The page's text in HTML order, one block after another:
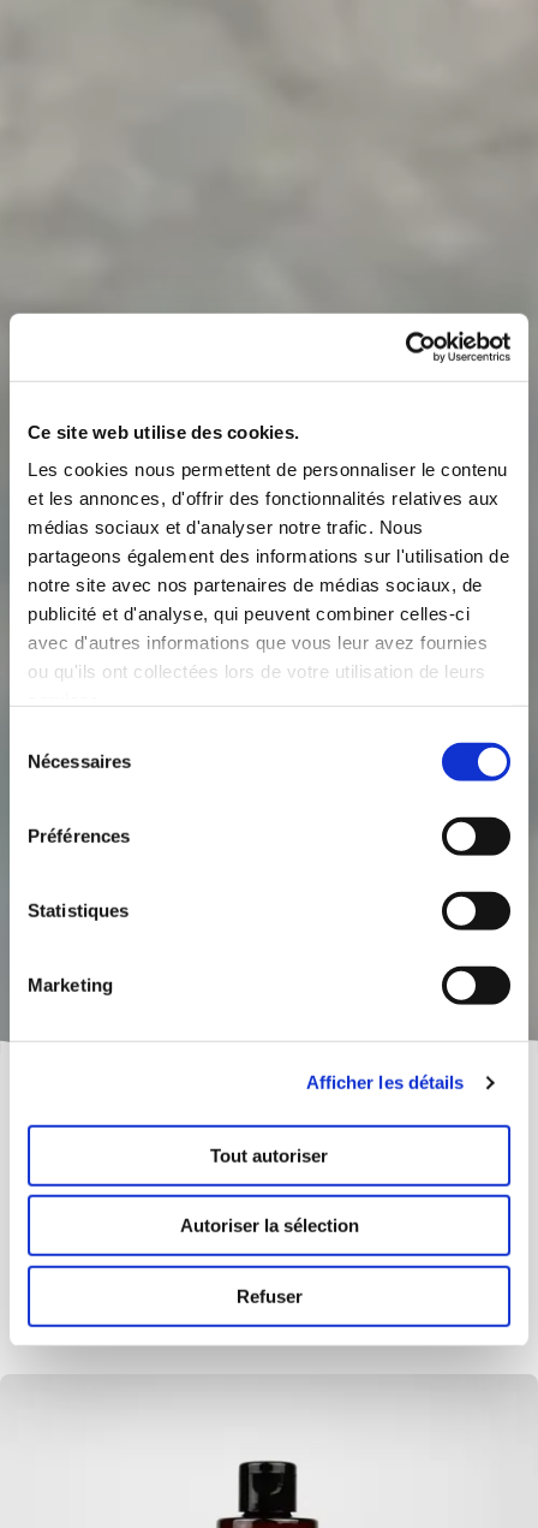
Une ambiance spa à la maison
Offrez détente, repos et bien-être : nos
produits de bien-être transforment chaque
intérieur en une petite oasis de spa.